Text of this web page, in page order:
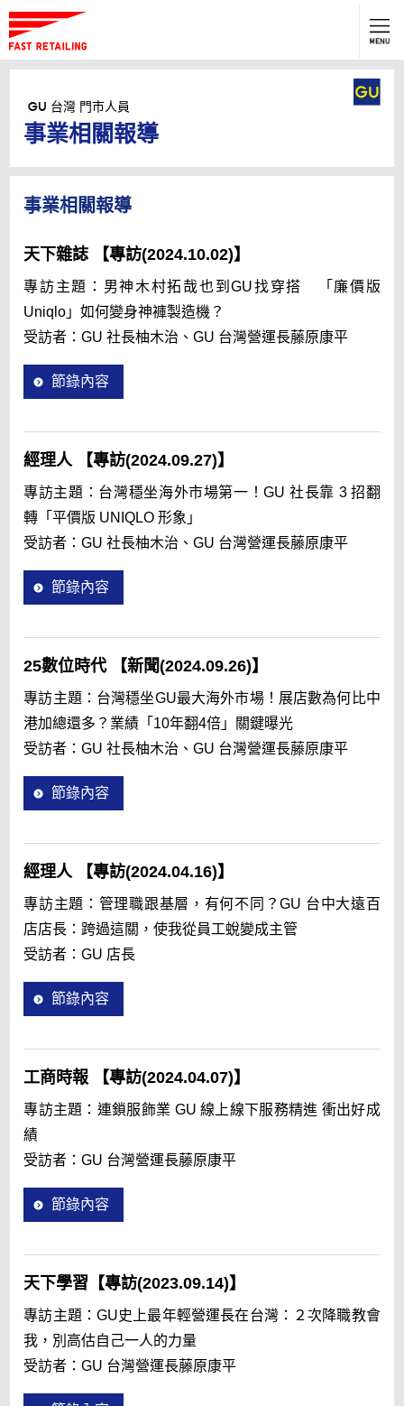
TOP
Company Profile
CEO MESSAGE
事業相關報導
工作說明
門市夥伴的一天
FAQ
關於FAST RETAILING迅銷集團
企業理念
品牌介紹
FR in Video
多元化與包容性 [English only]
可持續發展
GU 台灣 門市人員
事業相關報導
事業相關報導
天下雜誌 【專訪(2024.10.02)】
專訪主題：男神木村拓哉也到GU找穿搭 「廉價版
Uniqlo」如何變身神褲製造機？
受訪者：GU 社長柚木治、GU 台灣營運長藤原康平
節錄內容
經理人 【專訪(2024.09.27)】
專訪主題：台灣穩坐海外市場第一！GU 社長靠 3 招翻
轉「平價版 UNIQLO 形象」
受訪者：GU 社長柚木治、GU 台灣營運長藤原康平
節錄內容
25數位時代 【新聞(2024.09.26)】
專訪主題：台灣穩坐GU最大海外市場！展店數為何比中
港加總還多？業績「10年翻4倍」關鍵曝光
受訪者：GU 社長柚木治、GU 台灣營運長藤原康平
節錄內容
經理人 【專訪(2024.04.16)】
專訪主題：管理職跟基層，有何不同？GU 台中大遠百
店店長：跨過這關，使我從員工蛻變成主管
受訪者：GU 店長
節錄內容
工商時報 【專訪(2024.04.07)】
專訪主題：連鎖服飾業 GU 線上線下服務精進 衝出好成
績
受訪者：GU 台灣營運長藤原康平
節錄內容
天下學習【專訪(2023.09.14)】
專訪主題：GU史上最年輕營運長在台灣：２次降職教會
我，別高估自己一人的力量
受訪者：GU 台灣營運長藤原康平